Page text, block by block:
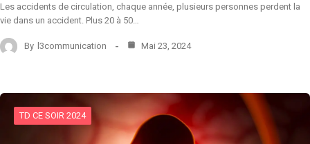
Les accidents de circulation, chaque année, plusieurs personnes perdent la
vie dans un accident. Plus 20 à 50…
By l3communication Mai 23, 2024
TD CE SOIR 2024